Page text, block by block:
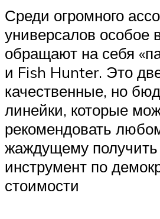
Среди огромного
универсалов особое
обращают на себя
и Fish Hunter. Это
качественные, но
линейки, которые
рекомендовать
жаждущему
инструмент по
стоимости